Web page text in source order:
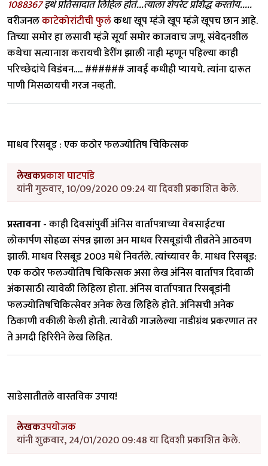
1088367इथं प्रतिसादात लिहिल होतं...त्याला शेपरेट प्रशिद्ध करतोय.....
वरीजनलकाटेकोरांटीची फुलंकथा खूप म्हंजे खूप म्हंजे खूपच छान आहे.
तिच्या समोर हा लसावी म्हंजे सूर्या समोर काजवाच जणू. संवेदनशील
कथेचा सत्यानाश करायची डेरींग झाली नाही म्हणून पहिल्या काही
परिच्छेदांचे विडंबन..... ###### जावई कधीही प्यायचे. त्यांना दारूत
पाणी मिसळायची गरज नव्हती.
माधव रिसबूड : एक कठोर फलज्योतिष चिकित्सक
लेखकप्रकाश घाटपांडे
यांनी गुरुवार, 10/09/2020 09:24 या दिवशी प्रकाशित केले.
प्रस्तावना- काही दिवसांपुर्वी अंनिस वार्तापत्राच्या वेबसाईटचा
लोकार्पण सोहळा संपन्न झाला अन माधव रिसबूडांची तीव्रतेने आठवण
झाली. माधव रिसबूड 2003 मधे निवर्तले. त्यांच्यावर कै. माधव रिसबूड:
एक कठोर फलज्योतिष चिकित्सक असा लेख अंनिस वार्तापत्र दिवाळी
अंकासाठी त्यावेळी लिहिला होता. अंनिस वार्तापत्रात रिसबूडांनी
फलज्योतिषचिकित्सेवर अनेक लेख लिहिले होते. अंनिसची अनेक
ठिकाणी वकीली केली होती. त्यावेळी गाजलेल्या नाडीग्रंथ प्रकरणात तर
ते अगदी हिरिरीने लेख लिहित.
साडेसातीतले वास्तविक उपाय!
लेखकउपयोजक
यांनी शुक्रवार, 24/01/2020 09:48 या दिवशी प्रकाशित केले.